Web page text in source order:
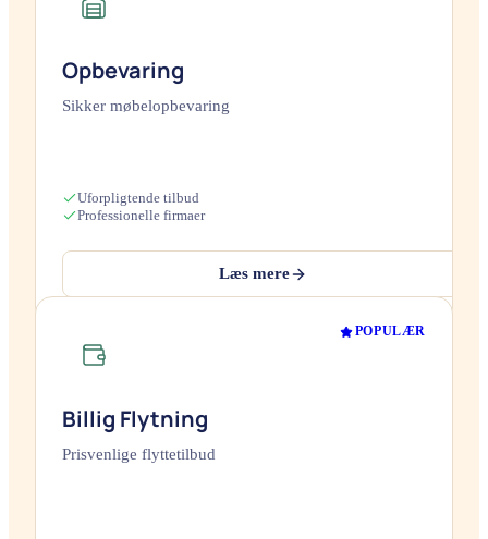
Opbevaring
Sikker møbelopbevaring
Uforpligtende tilbud
Professionelle firmaer
Læs mere
POPULÆR
Billig Flytning
Prisvenlige flyttetilbud